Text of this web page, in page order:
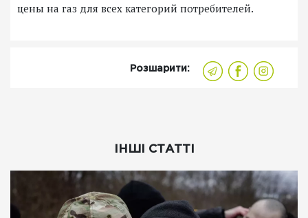
цены на газ для всех категорий потребителей.
Розшарити:
ІНШІ СТАТТІ